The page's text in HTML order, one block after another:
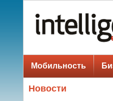
Мобильность
Новости